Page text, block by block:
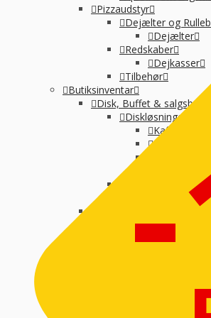
Pizzaudstyr
Dejælter og
Dejælter
Redskaber
Dejkasser
Tilbehør
Butiksinventar
Disk, Buffet & salgsboder
Diskløsninger
Kaffedisk
Uden
Kaffemaskine til
Koge, Varme og stege
Komfur /